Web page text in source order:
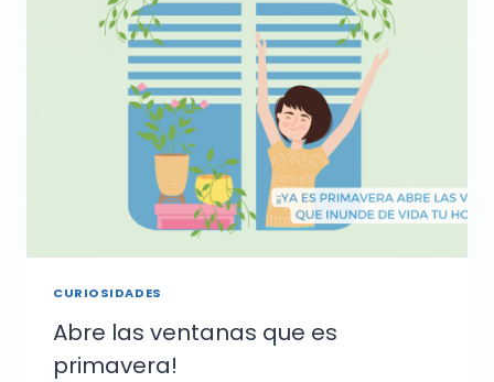
CURIOSIDADES
Abre las ventanas que es
primavera!